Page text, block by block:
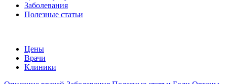
Заболевания
Полезные статьи
Цены
Врачи
Клиники